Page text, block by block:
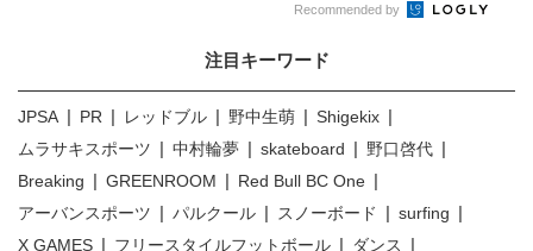
Recommended by
注目キーワード
JPSA PR レッドブル 野中生萌
Shigekix
ムラサキスポーツ
中村輪夢 skateboard
野口啓代
Breaking
GREENROOM
Red Bull BC One
アーバンスポーツ
パルクール スノーボード
surfing
X GAMES
フリースタイルフットボール
ダンス